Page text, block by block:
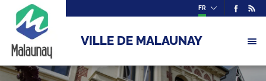
FR
VILLE DE MALAUNAY